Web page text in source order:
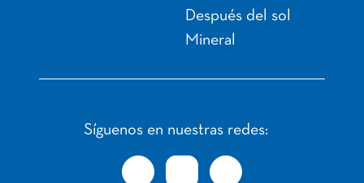
Después del sol
Mineral
Síguenos en nuestras redes: